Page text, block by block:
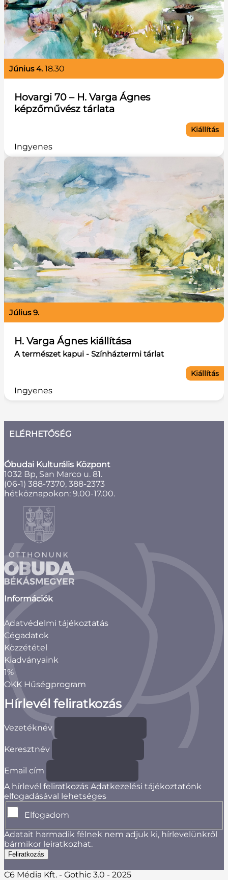
Hovargi 70 – H. Varga Ágnes
képzőművész tárlata
június 4. 18.30
Ingyenes
Kiállítás
H. Varga Ágnes kiállítása
A természet kapui - Színháztermi tárlat
július 9.
Ingyenes
Kiállítás
ELÉRHETŐSÉG
Óbudai Kulturális Központ
1032 Bp, San Marco u. 81.
(06-1) 388-7370, 388-2373
hétköznapokon: 9.00-17.00.
Információk
Adatvédelmi tájékoztatás
Cégadatok
Közzététel
Kiadványaink
1%
OKK Hűségprogram
Hírlevél feliratkozás
Vezetéknév
Keresztnév
Email cím
A hírlevél feliratkozás Adatkezelési tájékoztatónk
elfogadásával lehetséges
Elfogadom
Adatait harmadik félnek nem adjuk ki, hírlevelünkről
bármikor leiratkozhat.
C6 Média Kft. - Gothic 3.0 - 2025